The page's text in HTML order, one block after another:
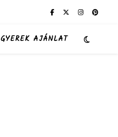
GYEREK AJÁNLAT